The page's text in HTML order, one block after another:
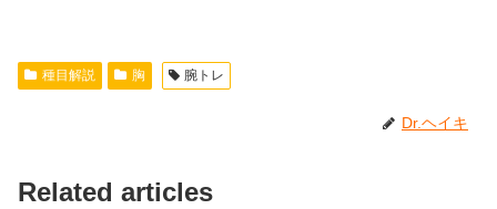
種目解説 胸 腕トレ
Dr.ヘイキ
Related articles